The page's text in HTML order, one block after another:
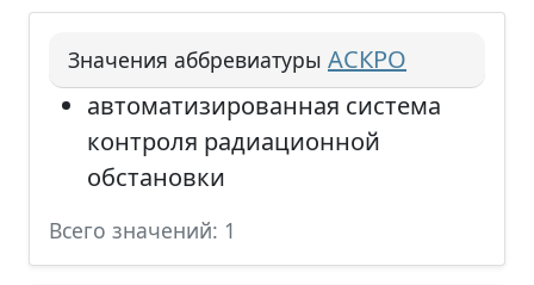
Значения аббревиатуры АСКРО
автоматизированная система
контроля радиационной
обстановки
Всего значений: 1